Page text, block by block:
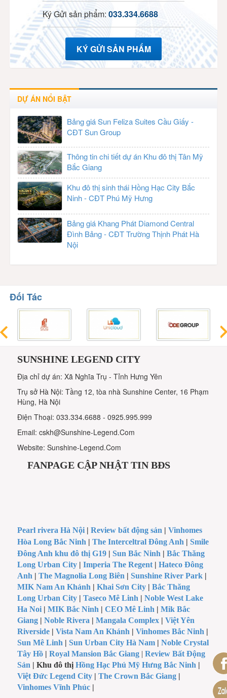
Ký Gửi sản phẩm: 033.334.6688
KÝ GỬI SẢN PHẨM
DỰ ÁN NỔI BẬT
Bảng giá Sun Feliza Suites Cầu Giấy -
CĐT Sun Group
Thông tin chi tiết dự án Khu đô thị Tân Mỹ
Bắc Giang
Khu đô thị sinh thái Hồng Hạc City Bắc
Ninh - CĐT Phú Mỹ Hưng
Bảng giá Khang Phát Diamond Central
Đình Bảng - CĐT Trường Thịnh Phát Hà
Nội
Đối Tác
SUNSHINE LEGEND CITY
Địa chỉ dự án: Xã Nghĩa Trụ - Tỉnh Hưng Yên
Trụ sở Hà Nội: Tầng 12, tòa nhà Sunshine Center, 16 Phạm
Hùng, Hà Nội
Điện Thoại: 033.334.6688 - 0925.995.999
Email: cskh@Sunshine-Legend.Com
Website: Sunshine-Legend.Com
FANPAGE CẬP NHẬT TIN BĐS
Pearl rivera Hà Nội |Review bất động sản |Vinhomes
Hòa Long Bắc Ninh |The Interceltral Đông Anh |Smile
Đông Anh khu đô thị G19 |Sun Bắc Ninh |Bắc Thăng
Long Urban City |Imperia The Regent |Hateco Đông
Anh |The Magnolia Long Biên |Sunshine River Park |
MIK Nam An Khánh |Khai Sơn City |Bắc Thăng
Long Urban City |Taseco Mê Linh |Noble West Lake
Ha Noi | MIK Bắc Ninh |CEO Mê Linh |Mik Bắc
Giang |Noble Rivera |Mangala Complex |Việt Yên
Riverside |Vista Nam An Khánh |Vinhomes Bắc Ninh |
Sun Mê Linh |Sun Urban City Hà Nam | Noble Crystal
Tây Hồ |Royal Mansion Bắc Giang |Review Bất Động
Sản | Khu đô thịHồng Hạc Phú Mỹ Hưng Bắc Ninh |
Việt Đức Legend City |The Crown Bắc Giang |
Vinhomes Vĩnh Phúc |